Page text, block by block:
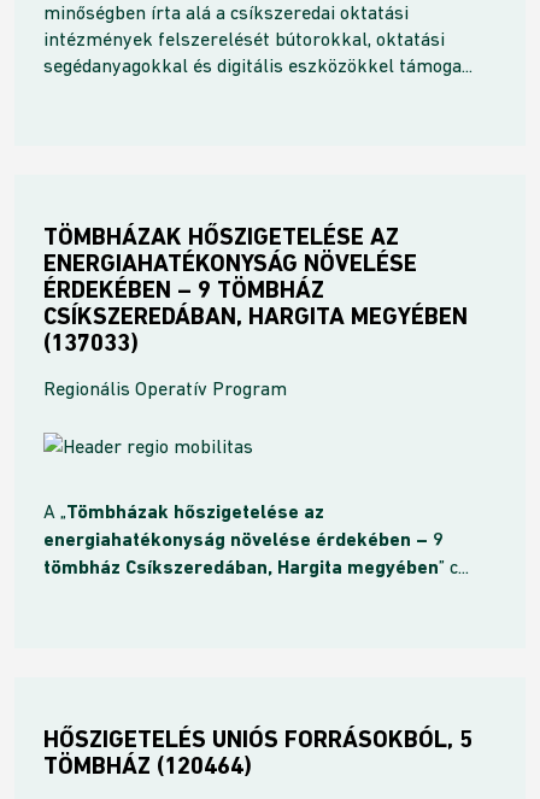
minőségben írta alá a csíkszeredai oktatási
intézmények felszerelését bútorokkal, oktatási
segédanyagokkal és digitális eszközökkel támoga...
TÖMBHÁZAK HŐSZIGETELÉSE AZ
ENERGIAHATÉKONYSÁG NÖVELÉSE
ÉRDEKÉBEN – 9 TÖMBHÁZ
CSÍKSZEREDÁBAN, HARGITA MEGYÉBEN
(137033)
Regionális Operatív Program
A „Tömbházak hőszigetelése az
energiahatékonyság növelése érdekében – 9
tömbház Csíkszeredában, Hargita megyében” c...
HŐSZIGETELÉS UNIÓS FORRÁSOKBÓL, 5
TÖMBHÁZ (120464)